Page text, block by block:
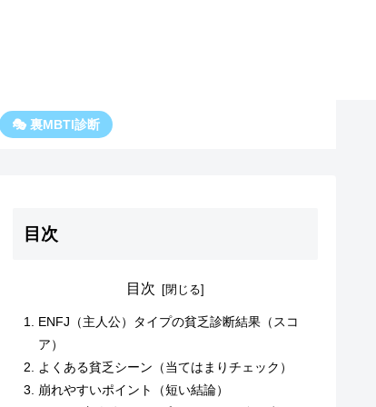
🎭 裏MBTI診断
目次
目次
ENFJ（主人公）タイプの貧乏診断結果（スコ
ア）
よくある貧乏シーン（当てはまりチェック）
崩れやすいポイント（短い結論）